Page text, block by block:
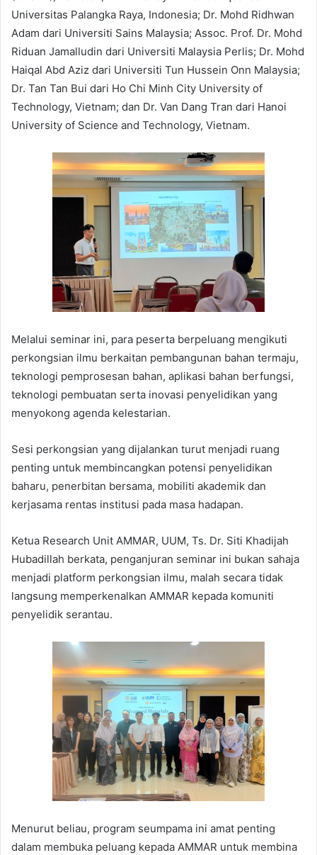
Universitas Palangka Raya, Indonesia; Dr. Mohd Ridhwan
Adam dari Universiti Sains Malaysia; Assoc. Prof. Dr. Mohd
Riduan Jamalludin dari Universiti Malaysia Perlis; Dr. Mohd
Haiqal Abd Aziz dari Universiti Tun Hussein Onn Malaysia;
Dr. Tan Tan Bui dari Ho Chi Minh City University of
Technology, Vietnam; dan Dr. Van Dang Tran dari Hanoi
University of Science and Technology, Vietnam.
Melalui seminar ini, para peserta berpeluang mengikuti
perkongsian ilmu berkaitan pembangunan bahan termaju,
teknologi pemprosesan bahan, aplikasi bahan berfungsi,
teknologi pembuatan serta inovasi penyelidikan yang
menyokong agenda kelestarian.
Sesi perkongsian yang dijalankan turut menjadi ruang
penting untuk membincangkan potensi penyelidikan
baharu, penerbitan bersama, mobiliti akademik dan
kerjasama rentas institusi pada masa hadapan.
Ketua Research Unit AMMAR, UUM, Ts. Dr. Siti Khadijah
Hubadillah berkata, penganjuran seminar ini bukan sahaja
menjadi platform perkongsian ilmu, malah secara tidak
langsung memperkenalkan AMMAR kepada komuniti
penyelidik serantau.
Menurut beliau, program seumpama ini amat penting
dalam membuka peluang kepada AMMAR untuk membina